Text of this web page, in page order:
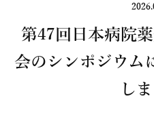
第47回日本病院
会のシンポジウム
し